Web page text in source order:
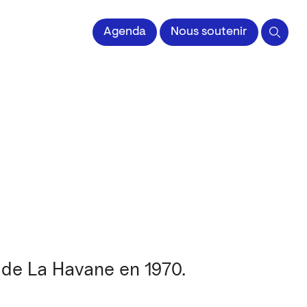
impriméeAgenda Nous soutenir
La Havane en 1970.